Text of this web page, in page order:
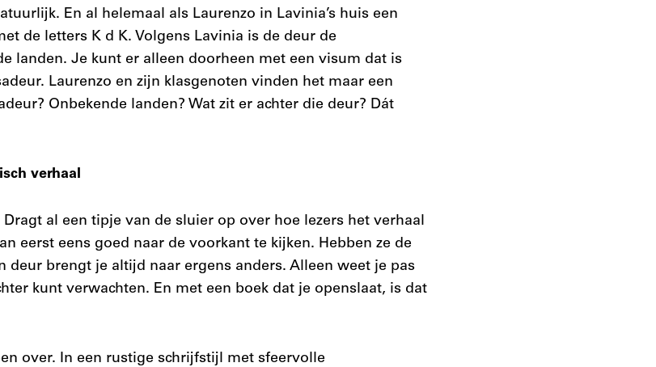
En al helemaal als Laurenzo in Lavinia’s huis een
de letters K d K. Volgens Lavinia is de deur de
landen. Je kunt er alleen doorheen met een visum dat is
Laurenzo en zijn klasgenoten vinden het maar een
Onbekende landen? Wat zit er achter die deur? Dát
verhaal
al een tipje van de sluier op over hoe lezers het verhaal
eerst eens goed naar de voorkant te kijken. Hebben ze de
deur brengt je altijd naar ergens anders. Alleen weet je pas
kunt verwachten. En met een boek dat je openslaat, is dat
over. In een rustige schrijfstijl met sfeervolle